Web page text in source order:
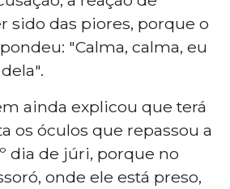
sido das piores, porque o
"Calma, calma, eu
ainda explicou que terá
os óculos que repassou a
dia de júri, porque no
onde ele está preso,